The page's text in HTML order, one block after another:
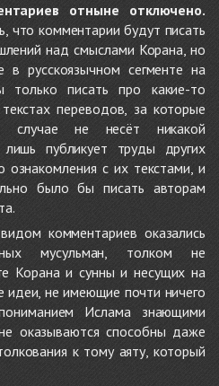
отныне отключено.
что комментарии будут писать
над смыслами Корана, но
в русскоязычном сегменте на
только писать про какие-то
переводов, за которые
не несёт никакой
публикует труды других
с их текстами, и
было бы писать авторам
комментариев оказались
мусульман, толком не
Корана и сунны и несущих на
идеи, не имеющие почти ничего
Ислама знающими
оказываются способны даже
к тому аяту, который